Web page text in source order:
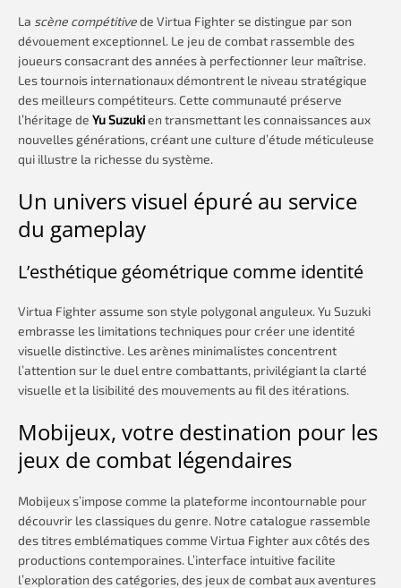
La scène compétitivede Virtua Fighter se distingue par son
dévouement exceptionnel. Le jeu de combat rassemble des
joueurs consacrant des années à perfectionner leur maîtrise.
Les tournois internationaux démontrent le niveau stratégique
des meilleurs compétiteurs. Cette communauté préserve
l’héritage de Yu Suzukien transmettant les connaissances aux
nouvelles générations, créant une culture d’étude méticuleuse
qui illustre la richesse du système.
Un univers visuel épuré au service
du gameplay
L’esthétique géométrique comme identité
Virtua Fighter assume son style polygonal anguleux. Yu Suzuki
embrasse les limitations techniques pour créer une identité
visuelle distinctive. Les arènes minimalistes concentrent
l’attention sur le duel entre combattants, privilégiant la clarté
visuelle et la lisibilité des mouvements au fil des itérations.
Mobijeux, votre destination pour les
jeux de combat légendaires
Mobijeux s’impose comme la plateforme incontournable pour
découvrir les classiques du genre. Notre catalogue rassemble
des titres emblématiques comme Virtua Fighter aux côtés des
productions contemporaines. L’interface intuitive facilite
l’exploration des catégories, des jeux de combat aux aventures